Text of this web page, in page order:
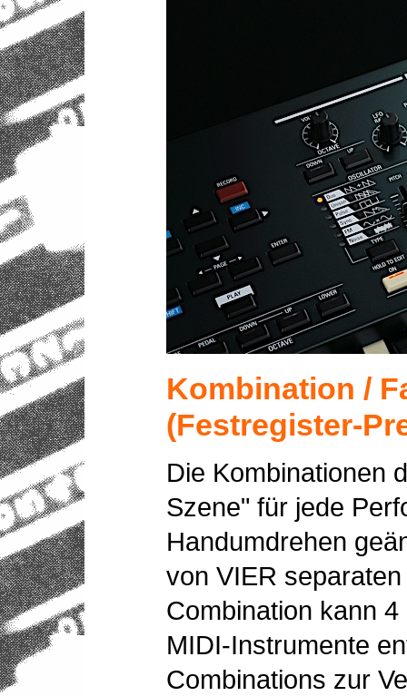
Kombination /
(Festregister-
Die Kombinationen
Szene" für jede
Handumdrehen
von VIER
Combination kann
MIDI-Instrumente
Combinations zur